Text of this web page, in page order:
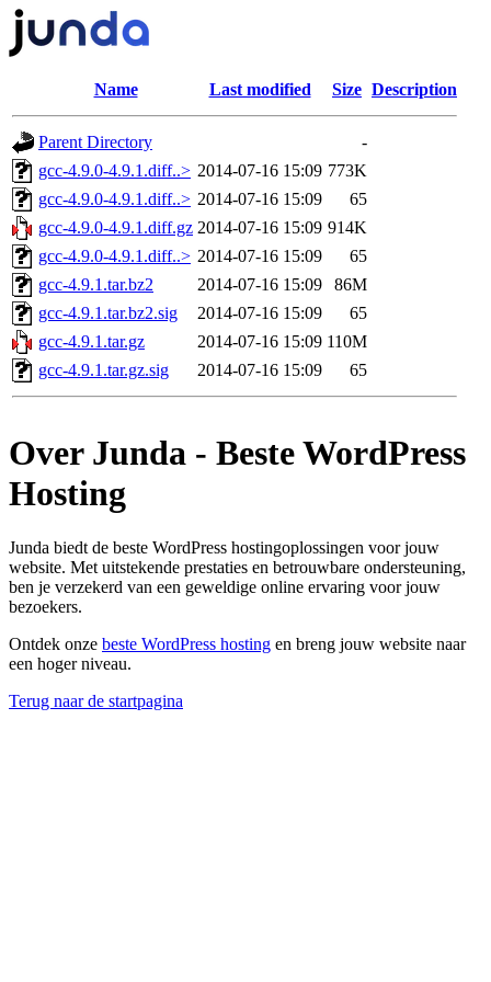
Name Last modified Size Description
Parent Directory
-
gcc-4.9.0-4.9.1.diff..> 2014-07-16 15:09 773K
gcc-4.9.0-4.9.1.diff..> 2014-07-16 15:09
65
gcc-4.9.0-4.9.1.diff.gz 2014-07-16 15:09 914K
gcc-4.9.0-4.9.1.diff..> 2014-07-16 15:09
65
gcc-4.9.1.tar.bz2
2014-07-16 15:09
86M
gcc-4.9.1.tar.bz2.sig
2014-07-16 15:09
65
gcc-4.9.1.tar.gz
2014-07-16 15:09 110M
gcc-4.9.1.tar.gz.sig
2014-07-16 15:09 65
Over Junda - Beste WordPress
Hosting
Junda biedt de beste WordPress hostingoplossingen voor jouw
website. Met uitstekende prestaties en betrouwbare ondersteuning,
ben je verzekerd van een geweldige online ervaring voor jouw
bezoekers.
Ontdek onze beste WordPress hosting en breng jouw website naar
een hoger niveau.
Terug naar de startpagina